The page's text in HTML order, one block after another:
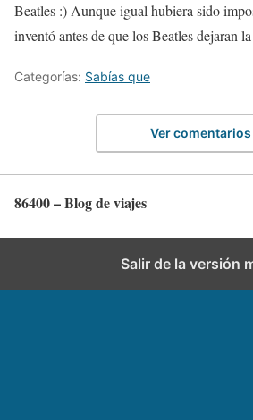
Beatles :) Aunque igual hubiera sido
inventó antes de que los Beatles dejaran
Categorías: Sabías que
Ver comentarios
86400 – Blog de viajes
Salir de la versión